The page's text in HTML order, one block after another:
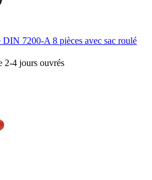
DIN 7200-A 8 pièces avec sac roulé
2-4 jours ouvrés